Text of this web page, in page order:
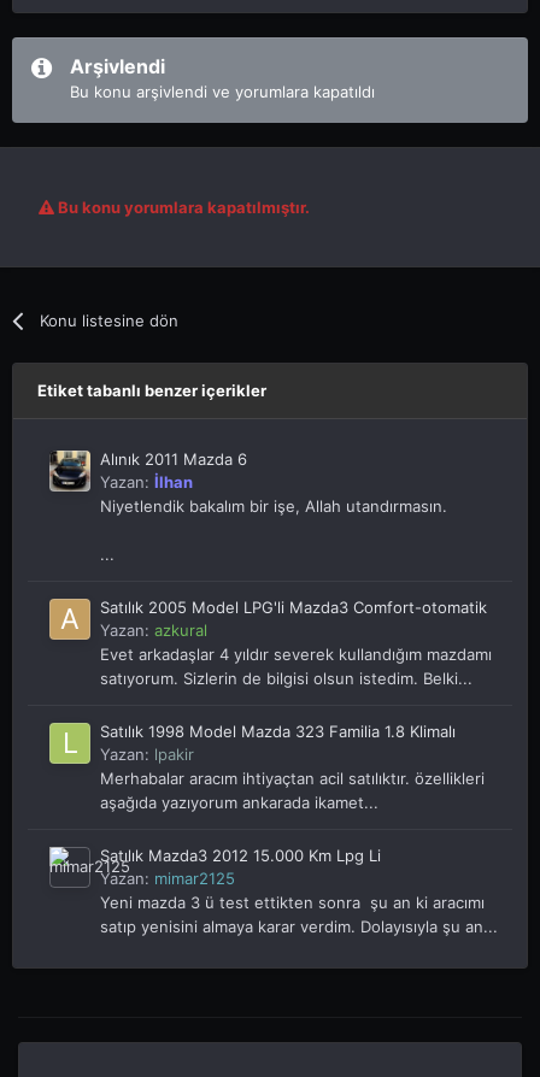
Arşivlendi
Bu konu arşivlendi ve yorumlara kapatıldı
Bu konu yorumlara kapatılmıştır.
Konu listesine dön
Etiket tabanlı benzer içerikler
Alınık 2011 Mazda 6
Yazan: İlhan
Niyetlendik bakalım bir işe, Allah utandırmasın.
...
Satılık 2005 Model LPG'li Mazda3 Comfort-otomatik
Yazan: azkural
Evet arkadaşlar 4 yıldır severek kullandığım mazdamı
satıyorum. Sizlerin de bilgisi olsun istedim. Belki...
Satılık 1998 Model Mazda 323 Familia 1.8 Klimalı
Yazan: lpakir
Merhabalar aracım ihtiyaçtan acil satılıktır. özellikleri
aşağıda yazıyorum ankarada ikamet...
Satılık Mazda3 2012 15.000 Km Lpg Li
Yazan: mimar2125
Yeni mazda 3 ü test ettikten sonra şu an ki aracımı
satıp yenisini almaya karar verdim. Dolayısıyla şu an...